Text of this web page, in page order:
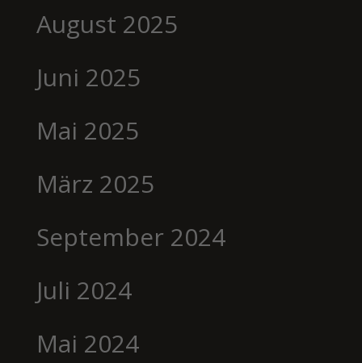
August 2025
Juni 2025
Mai 2025
März 2025
September 2024
Juli 2024
Mai 2024